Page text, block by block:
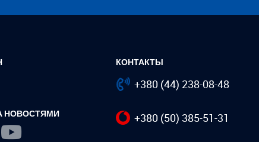
НОВОСТЯМИ
КОНТАКТЫ
+380 (44) 238-08-48
+380 (50) 385-51-31